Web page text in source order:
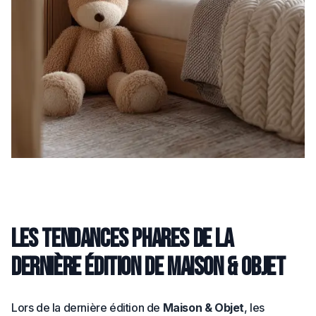
Les tendances phares de la
dernière édition de Maison & Objet
Lors de la dernière édition de Maison & Objet, les